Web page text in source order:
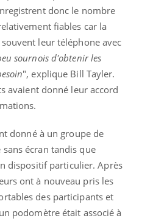
donc le nombre
fiables car la
leur téléphone avec
sournois d'obtenir les
", explique Bill Tayler.
avaient donné leur accord
donné à un groupe de
écran tandis que
dispositif particulier. Après
ont à nouveau pris les
des participants et
podomètre était associé à